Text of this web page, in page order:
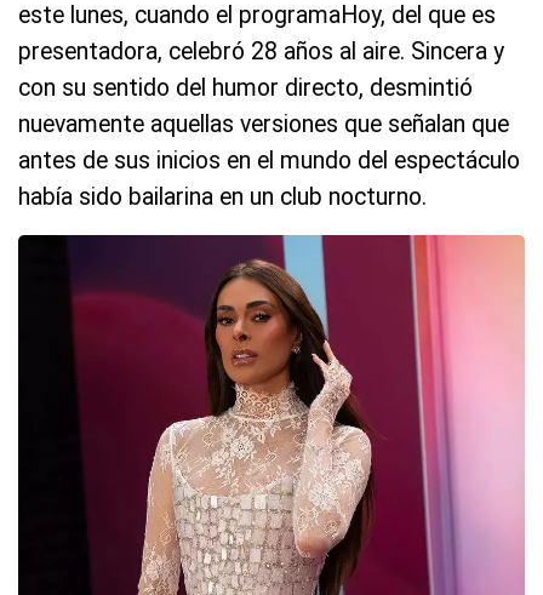
este lunes, cuando el programaHoy, del que es
presentadora, celebró 28 años al aire. Sincera y
con su sentido del humor directo, desmintió
nuevamente aquellas versiones que señalan que
antes de sus inicios en el mundo del espectáculo
había sido bailarina en un club nocturno.